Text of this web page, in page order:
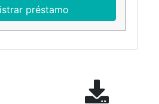
préstamo